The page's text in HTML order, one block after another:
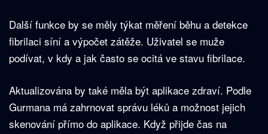
Další funkce by se měly týkat měření běhu a detekce
fibrilaci síní a výpočet zátěže. Uživatel se muže
podívat, v kdy a jak často se ocitá ve stavu fibrilace.
Aktualizována by také měla být aplikace zdraví. Podle
Gurmana má zahrnovat správu léků a možnost jejich
skenování přímo do aplikace. Když přijde čas na